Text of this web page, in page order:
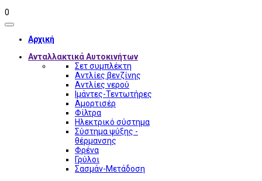
0
Αρχική
Ανταλλακτικά Αυτοκινήτων
Σετ συμπλέκτη
Αντλίες βενζίνης
Αντλίες νερού
Ιμάντες-Τεντωτήρες
Αμορτισέρ
Φίλτρα
Ηλεκτρικό σύστημα
Σύστημα ψύξης -
θέρμανσης
Φρένα
Γρύλοι
Σασμάν-Μετάδοση